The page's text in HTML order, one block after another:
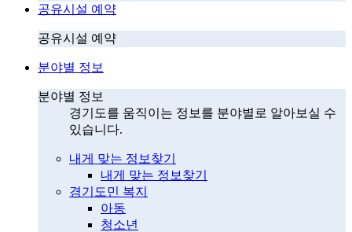
공유시설 예약
공유시설 예약
분야별 정보
분야별 정보
경기도를 움직이는 정보를 분야별로 알아보실 수
있습니다.
내게 맞는 정보찾기
내게 맞는 정보찾기
경기도민 복지
아동
청소년